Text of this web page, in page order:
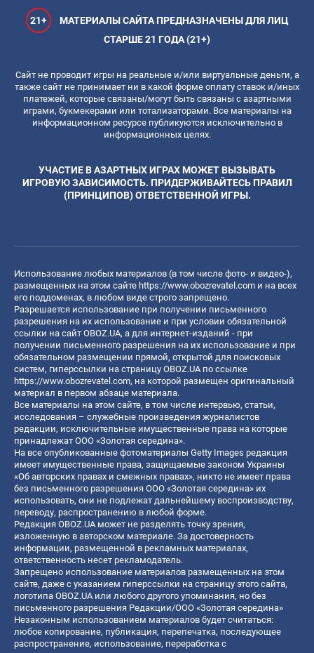
21+
МАТЕРИАЛЫ САЙТА ПРЕДНАЗНАЧЕНЫ ДЛЯ ЛИЦ
СТАРШЕ 21 ГОДА (21+)
Сайт не проводит игры на реальные и/или виртуальные деньги, а
также сайт не принимает ни в какой форме оплату ставок и/иных
платежей, которые связаны/могут быть связаны с азартными
играми, букмекерами или тотализаторами. Все материалы на
информационном ресурсе публикуются исключительно в
информационных целях.
УЧАСТИЕ В АЗАРТНЫХ ИГРАХ МОЖЕТ ВЫЗЫВАТЬ
ИГРОВУЮ ЗАВИСИМОСТЬ. ПРИДЕРЖИВАЙТЕСЬ ПРАВИЛ
(ПРИНЦИПОВ) ОТВЕТСТВЕННОЙ ИГРЫ.
Использование любых материалов (в том числе фото- и видео-),
размещенных на этом сайте https://www.obozrevatel.com и на всех
его поддоменах, в любом виде строго запрещено.
Разрешается использование при получении письменного
разрешения на их использование и при условии обязательной
ссылки на сайт OBOZ.UA, а для интернет-изданий - при
получении письменного разрешения на их использование и при
обязательном размещении прямой, открытой для поисковых
систем, гиперссылки на страницу OBOZ.UA по ссылке
https://www.obozrevatel.com, на которой размещен оригинальный
материал в первом абзаце материала.
Все материалы на этом сайте, в том числе интервью, статьи,
исследования – служебные произведения журналистов
редакции, исключительные имущественные права на которые
принадлежат ООО «Золотая середина».
На все опубликованные фотоматериалы Getty Images редакция
имеет имущественные права, защищаемые законом Украины
«Об авторских правах и смежных правах», никто не имеет права
без письменного разрешения ООО «Золотая середина» их
использовать, они не подлежат дальнейшему воспроизводству,
переводу, распространению в любой форме.
Редакция OBOZ.UA может не разделять точку зрения,
изложенную в авторском материале. За достоверность
информации, размещенной в рекламных материалах,
ответственность несет рекламодатель.
Запрещено использование материалов размещенных на этом
сайте, даже с указанием гиперссылки на страницу этого сайта,
логотипа OBOZ.UA или любого другого упоминания, но без
письменного разрешения Редакции/ООО «Золотая середина»
Незаконным использованием материалов будет считаться:
любое копирование, публикация, перепечатка, последующее
распространение, использование, переработка с